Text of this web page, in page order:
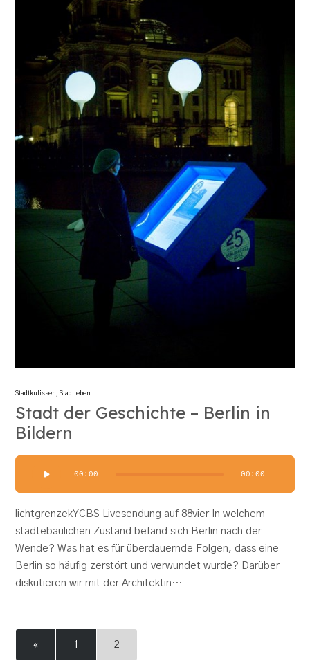
Stadtkulissen ,Stadtleben
Stadt der Geschichte – Berlin in
Bildern
00:00 00:00
lichtgrenzekYCBS Livesendung auf 88vier In welchem
städtebaulichen Zustand befand sich Berlin nach der
Wende? Was hat es für überdauernde Folgen, dass eine
Berlin so häufig zerstört und verwundet wurde? Darüber
diskutieren wir mit der Architektin…
« 1 2